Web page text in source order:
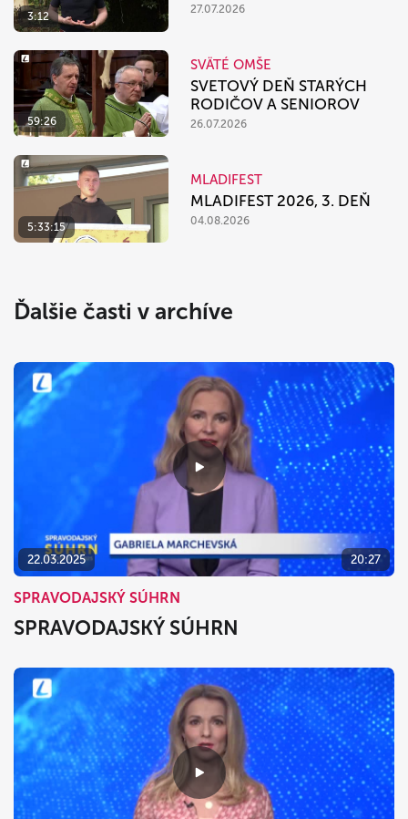
3:12
27.07.2026
59:26
SVÄTÉ OMŠE
SVETOVÝ DEŇ STARÝCH
RODIČOV A SENIOROV
26.07.2026
5:33:15
MLADIFEST
MLADIFEST 2026, 3. DEŇ
04.08.2026
Ďalšie časti v archíve
22.03.2025 20:27
SPRAVODAJSKÝ SÚHRN
SPRAVODAJSKÝ SÚHRN